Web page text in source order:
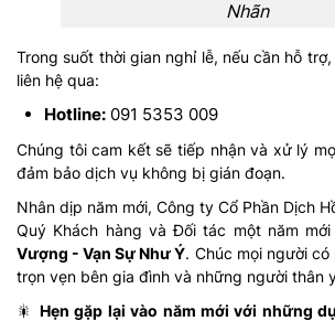
Nhãn
Trong suốt thời gian nghỉ lễ, nếu cần hỗ
liên hệ qua:
Hotline: 091 5353 009
Chúng tôi cam kết sẽ tiếp nhận và xử lý
đảm bảo dịch vụ không bị gián đoạn.
Nhân dịp năm mới, Công ty Cổ Phần Dịch
Quý Khách hàng và Đối tác một năm
Vượng - Vạn Sự Như Ý. Chúc mọi người
trọn vẹn bên gia đình và những người thân
🎇 Hẹn gặp lại vào năm mới với những